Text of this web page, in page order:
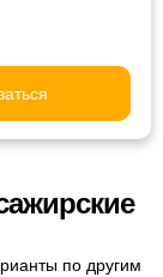
по другим